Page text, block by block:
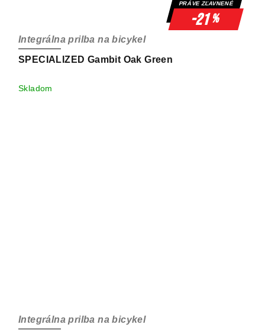
PRÁVE ZĽAVNENÉ
-21%
SPECIALIZED Gambit Oak Green
Integrálna prilba na bicykel
Skladom
Integrálna prilba na bicykel